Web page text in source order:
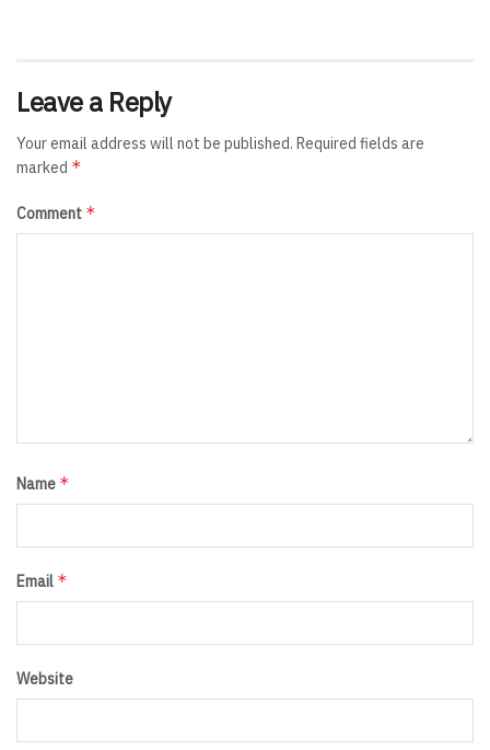
Leave a Reply
Your email address will not be published. Required fields are
marked *
Comment *
Name *
Email *
Website